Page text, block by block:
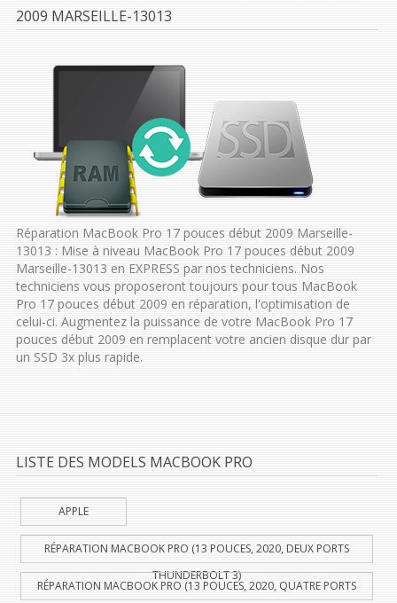
2009 MARSEILLE-13013
Réparation MacBook Pro 17 pouces début 2009 Marseille-
13013 : Mise à niveau MacBook Pro 17 pouces début 2009
Marseille-13013 en EXPRESS par nos techniciens. Nos
techniciens vous proposeront toujours pour tous MacBook
Pro 17 pouces début 2009 en réparation, l'optimisation de
celui-ci. Augmentez la puissance de votre MacBook Pro 17
pouces début 2009 en remplacent votre ancien disque dur par
un SSD 3x plus rapide.
LISTE DES MODELS MACBOOK PRO
APPLE
RÉPARATION MACBOOK PRO (13 POUCES, 2020, DEUX PORTS
THUNDERBOLT 3)
RÉPARATION MACBOOK PRO (13 POUCES, 2020, QUATRE PORTS